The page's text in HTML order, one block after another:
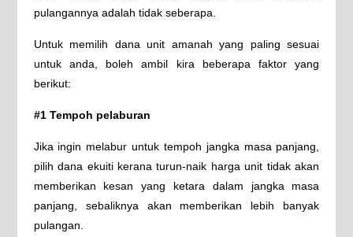
pulangannya adalah tidak seberapa.
Untuk memilih dana unit amanah yang paling sesuai
untuk anda, boleh ambil kira beberapa faktor yang
berikut:
#1 Tempoh pelaburan
Jika ingin melabur untuk tempoh jangka masa panjang,
pilih dana ekuiti kerana turun-naik harga unit tidak akan
memberikan kesan yang ketara dalam jangka masa
panjang, sebaliknya akan memberikan lebih banyak
pulangan.